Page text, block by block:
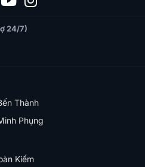
24/7)
Thành
Phụng
Kiếm